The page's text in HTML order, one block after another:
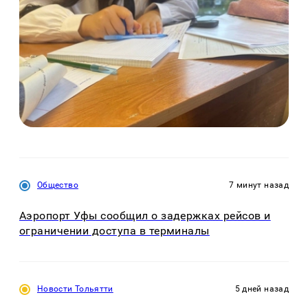
Общество 7 минут назад
Аэропорт Уфы сообщил о задержках рейсов и
ограничении доступа в терминалы
Новости Тольятти 5 дней назад